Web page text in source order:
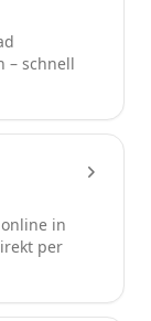
– schnell
in
per